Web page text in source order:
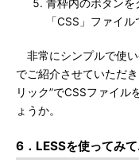
青枠内のボタン
「CSS」ファイ
非常にシンプルで使
でご紹介させていただ
リック”でCSSファイル
ょうか。
6．LESSを使ってみ